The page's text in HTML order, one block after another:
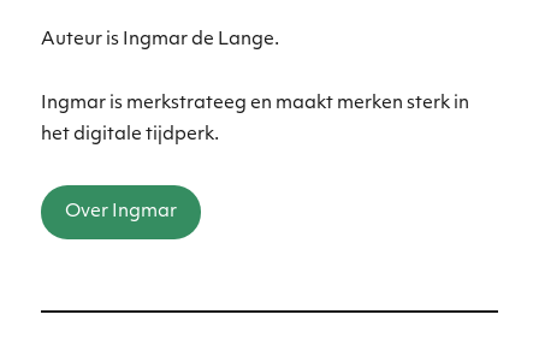
Auteur is Ingmar de Lange.
Ingmar is merkstrateeg en maakt merken sterk in
het digitale tijdperk.
Over Ingmar